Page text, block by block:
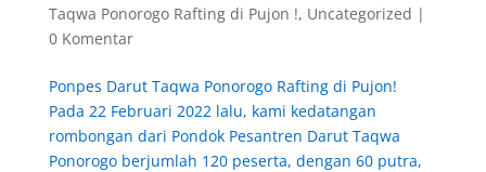
Taqwa Ponorogo Rafting di Pujon !, Uncategorized |
0 Komentar
Ponpes Darut Taqwa Ponorogo Rafting di Pujon!
Pada 22 Februari 2022 lalu, kami kedatangan
rombongan dari Pondok Pesantren Darut Taqwa
Ponorogo berjumlah 120 peserta, dengan 60 putra,